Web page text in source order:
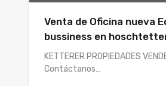
Venta de Oficina nueva
bussiness en
KETTERER PROPIEDADES
Contáctanos…